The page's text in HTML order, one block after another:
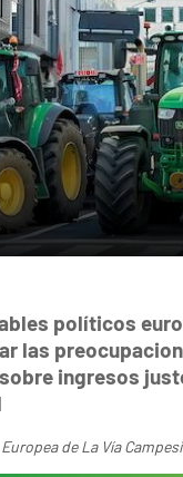
políticos
las
ingresos
de La Vía